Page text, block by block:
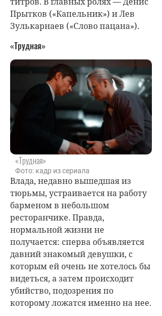
Прытков («Капельник») и Лев
Зулькарнаев («Слово пацана»).
«Трудная»
«Трудная»
Фото: кадр из сериала
Влада, недавно вышедшая из
тюрьмы, устраивается на работу
барменом в небольшом
ресторанчике. Правда,
нормальной жизни не
получается: сперва объявляется
давний знакомый девушки, с
которым ей очень не хотелось бы
видеться, а затем происходит
убийство, подозрения по
которому ложатся именно на нее.